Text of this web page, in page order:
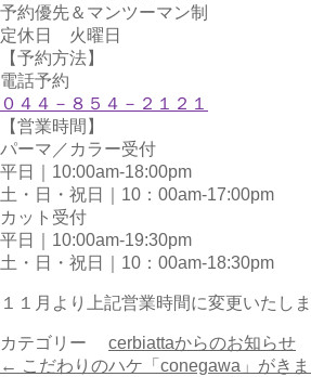
予約優先＆マンツーマン制
定休日 火曜日
【予約方法】
電話予約
０４４－８５４－２１２１
【営業時間】
パーマ／カラー受付
平日｜10:00am-18:00pm
土・日・祝日｜10：00am-17:00pm
カット受付
平日｜10:00am-19:30pm
土・日・祝日｜10：00am-18:30pm
１１月より上記営業時間に変更いたしま
カテゴリー cerbiattaからのお知らせ
← こだわりのハケ「conegawa」がきま